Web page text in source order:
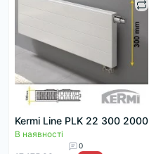
Kermi Line PLK 22 300 2000
В наявності
0